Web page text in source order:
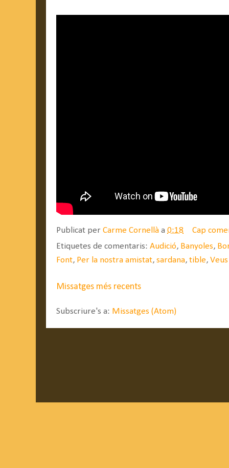
Publicat per Carme Cornellà a 0:18
Cap
Etiquetes de comentaris: Audició, Banyoles,
Font, Per la nostra amistat, sardana, tible,
Missatges més recents
Subscriure's a: Missatges (Atom)